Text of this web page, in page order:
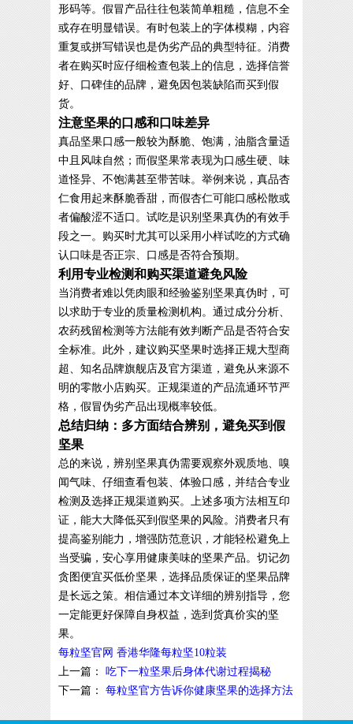
形码等。假冒产品往往包装简单粗糙，信息不全
或存在明显错误。有时包装上的字体模糊，内容
重复或拼写错误也是伪劣产品的典型特征。消费
者在购买时应仔细检查包装上的信息，选择信誉
好、口碑佳的品牌，避免因包装缺陷而买到假
货。
注意坚果的口感和口味差异
真品坚果口感一般较为酥脆、饱满，油脂含量适
中且风味自然；而假坚果常表现为口感生硬、味
道怪异、不饱满甚至带苦味。举例来说，真品杏
仁食用起来酥脆香甜，而假杏仁可能口感松散或
者偏酸涩不适口。试吃是识别坚果真伪的有效手
段之一。购买时尤其可以采用小样试吃的方式确
认口味是否正宗、口感是否符合预期。
利用专业检测和购买渠道避免风险
当消费者难以凭肉眼和经验鉴别坚果真伪时，可
以求助于专业的质量检测机构。通过成分分析、
农药残留检测等方法能有效判断产品是否符合安
全标准。此外，建议购买坚果时选择正规大型商
超、知名品牌旗舰店及官方渠道，避免从来源不
明的零散小店购买。正规渠道的产品流通环节严
格，假冒伪劣产品出现概率较低。
总结归纳：多方面结合辨别，避免买到假
坚果
总的来说，辨别坚果真伪需要观察外观质地、嗅
闻气味、仔细查看包装、体验口感，并结合专业
检测及选择正规渠道购买。上述多项方法相互印
证，能大大降低买到假坚果的风险。消费者只有
提高鉴别能力，增强防范意识，才能轻松避免上
当受骗，安心享用健康美味的坚果产品。切记勿
贪图便宜买低价坚果，选择品质保证的坚果品牌
是长远之策。相信通过本文详细的辨别指导，您
一定能更好保障自身权益，选到货真价实的坚
果。
每粒坚官网 香港华隆每粒坚10粒装
上一篇： 吃下一粒坚果后身体代谢过程揭秘
下一篇： 每粒坚官方告诉你健康坚果的选择方法